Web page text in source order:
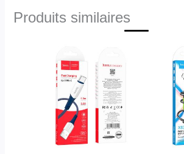
Produits similaires
produit
a
plusieurs
variations.
Les
options